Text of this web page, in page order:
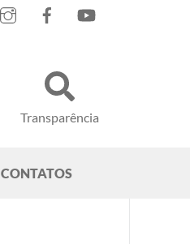
Transparência
CONTATOS